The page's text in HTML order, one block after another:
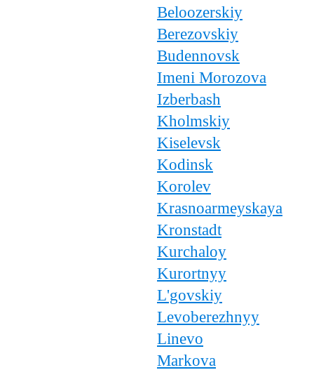
Beloozerskiy
Berezovskiy
Budennovsk
Imeni Morozova
Izberbash
Kholmskiy
Kiselevsk
Kodinsk
Korolev
Krasnoarmeyskaya
Kronstadt
Kurchaloy
Kurortnyy
L'govskiy
Levoberezhnyy
Linevo
Markova